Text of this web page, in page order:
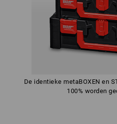
De identieke metaBOXEN en
100% worden